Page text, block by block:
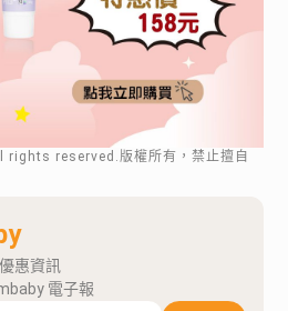
rights reserved.版權所有，禁止擅自
惠資訊
電子報